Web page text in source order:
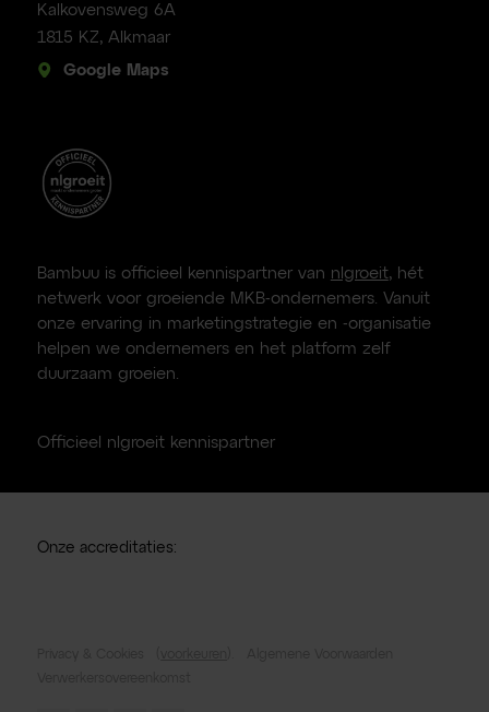
Kalkovensweg 6A
1815 KZ, Alkmaar
Google Maps
Bambuu is officieel kennispartner van nlgroeit, hét
netwerk voor groeiende MKB-ondernemers. Vanuit
onze ervaring in marketingstrategie en -organisatie
helpen we ondernemers en het platform zelf
duurzaam groeien.
Officieel nlgroeit kennispartner
Onze accreditaties: